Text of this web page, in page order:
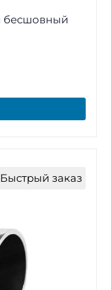
бесшовный
Быстрый заказ